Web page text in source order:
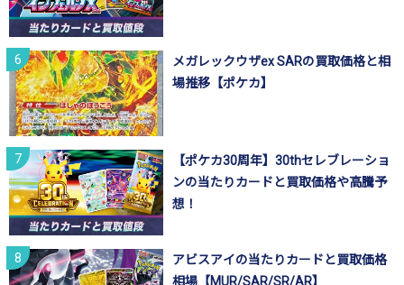
メガレックウザex SARの買取価格と相
場推移【ポケカ】
【ポケカ30周年】30thセレブレーショ
ンの当たりカードと買取価格や高騰予
想！
アビスアイの当たりカードと買取価格
相場【MUR/SAR/SR/AR】